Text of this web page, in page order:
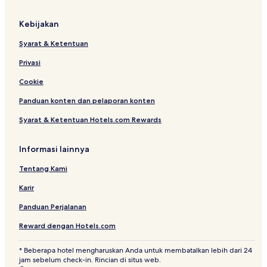
Kebijakan
Syarat & Ketentuan
Privasi
Cookie
Panduan konten dan pelaporan konten
Syarat & Ketentuan Hotels.com Rewards
Informasi lainnya
Tentang Kami
Karir
Panduan Perjalanan
Reward dengan Hotels.com
* Beberapa hotel mengharuskan Anda untuk membatalkan lebih dari 24
jam sebelum check-in. Rincian di situs web.